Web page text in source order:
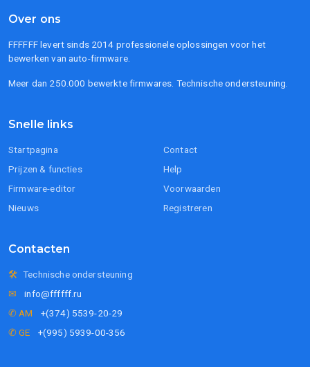
Over ons
FFFFFF levert sinds 2014 professionele oplossingen voor het
bewerken van auto-firmware.
Meer dan 250.000 bewerkte firmwares. Technische ondersteuning.
Snelle links
Startpagina
Prijzen & functies
Firmware-editor
Nieuws
Contact
Help
Voorwaarden
Registreren
Contacten
🛠 Technische ondersteuning
✉
info@ffffff.ru
✆ AM
+(374) 5539-20-29
✆ GE
+(995) 5939-00-356